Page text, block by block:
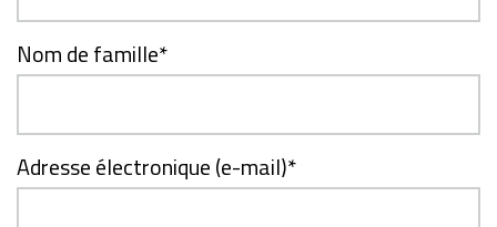
Nom de famille*
Adresse électronique (e-mail)*